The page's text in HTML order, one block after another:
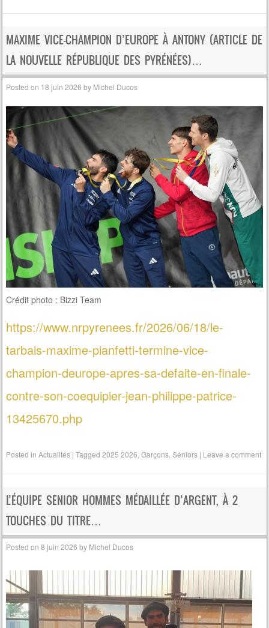
MAXIME VICE-CHAMPION D’EUROPE À ANTONY (ARTICLE DE
LA NOUVELLE RÉPUBLIQUE DES PYRÉNÉES)…
Posted on 18 juin 2026 by Michel Ducos
Crédit photo : Bizzi Team
https://www.nrpyrenees.fr/2026/06/18/le-
tarbais-maxime-pianfetti-termine-vice-
champion-deurope-apres-sa-defaite-en-finale-
contre-son-coequipier-jean-philippe-patrice-
13425670.php
Posted inActualités |Tagged2025 2026 ,Garçons ,Séniors | Leave a comment
L’ÉQUIPE SENIOR HOMMES MÉDAILLÉE D’ARGENT, À 2
TOUCHES DU TITRE…
Posted on8 juin 2026 by Michel Ducos